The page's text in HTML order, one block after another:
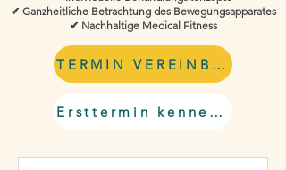
✔ Ganzheitliche Betrachtung des Bewegungsapparates
✔ Nachhaltige Medical Fitness
Ersttermin kennenlernen
TERMIN VEREINBAREN